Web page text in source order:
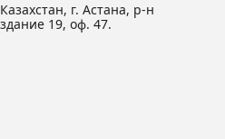
г. Астана, р-н
19, оф. 47.